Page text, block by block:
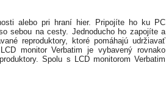
alebo pri hraní hier. Pripojíte ho ku PC
sebou na cesty. Jednoducho ho zapojíte a
reproduktory, ktoré pomáhajú udržiavať
monitor Verbatim je vybavený rovnako
Spolu s LCD monitorom Verbatim